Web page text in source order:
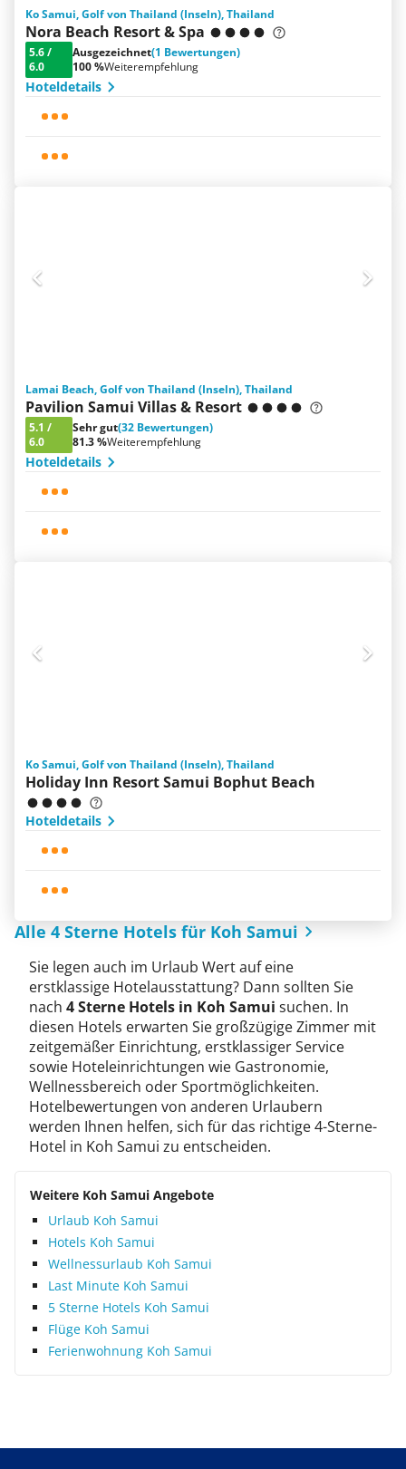
Ko Samui, Golf von Thailand (Inseln), Thailand
Nora Beach Resort & Spa
5.6/
6.0
Ausgezeichnet(1 Bewertungen)
100 %Weiterempfehlung
Hoteldetails
Lamai Beach, Golf von Thailand (Inseln), Thailand
Pavilion Samui Villas & Resort
5.1 /
6.0
Sehr gut(32 Bewertungen)
81.3 %Weiterempfehlung
Hoteldetails
Ko Samui, Golf von Thailand (Inseln), Thailand
Holiday Inn Resort Samui Bophut Beach
Hoteldetails
Alle 4 Sterne Hotels für Koh Samui
Sie legen auch im Urlaub Wert auf eine
erstklassige Hotelausstattung? Dann sollten Sie
nach 4 Sterne Hotels in Koh Samui suchen. In
diesen Hotels erwarten Sie großzügige Zimmer mit
zeitgemäßer Einrichtung, erstklassiger Service
sowie Hoteleinrichtungen wie Gastronomie,
Wellnessbereich oder Sportmöglichkeiten.
Hotelbewertungen von anderen Urlaubern
werden Ihnen helfen, sich für das richtige 4-Sterne-
Hotel in Koh Samui zu entscheiden.
Weitere Koh Samui Angebote
Urlaub Koh Samui
Hotels Koh Samui
Wellnessurlaub Koh Samui
Last Minute Koh Samui
5 Sterne Hotels Koh Samui
Flüge Koh Samui
Ferienwohnung Koh Samui